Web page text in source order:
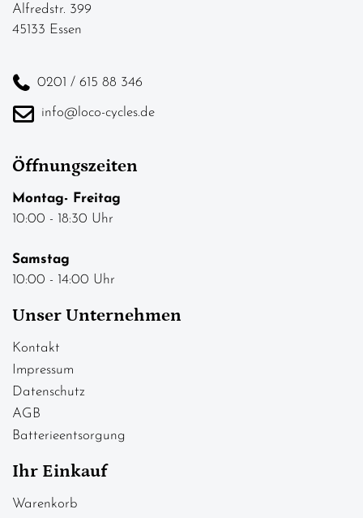
Alfredstr. 399
45133 Essen
0201 / 615 88 346
info@loco-cycles.de
Öffnungszeiten
Montag- Freitag
10:00 - 18:30 Uhr
Samstag
10:00 - 14:00 Uhr
Unser Unternehmen
Kontakt
Impressum
Datenschutz
AGB
Batterieentsorgung
Ihr Einkauf
Warenkorb